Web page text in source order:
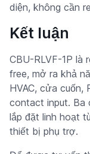
diện, không cần
Kết luận
CBU-RLVF-1P là
free, mở ra khả
HVAC, cửa
contact input. Ba
lắp đặt linh hoạt
thiết bị phụ trợ.